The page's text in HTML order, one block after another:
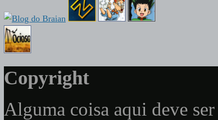
Copyright
Alguma coisa aqui deve